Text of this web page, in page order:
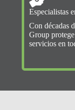
Especialistas
Con décadas
Group
servicios en